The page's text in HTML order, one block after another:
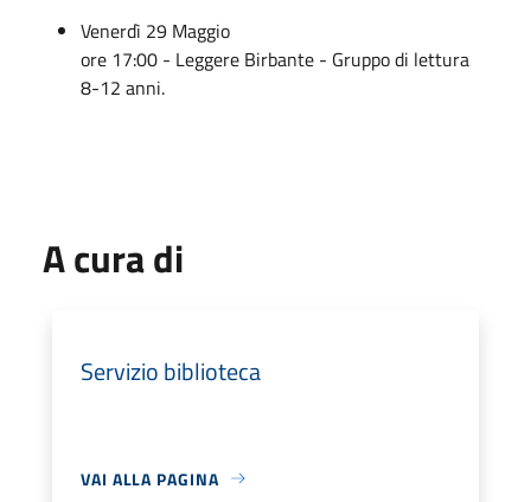
Venerdì 29 Maggio
ore 17:00 - Leggere Birbante - Gruppo di lettura
8-12 anni.
A cura di
Servizio biblioteca
VAI ALLA PAGINA